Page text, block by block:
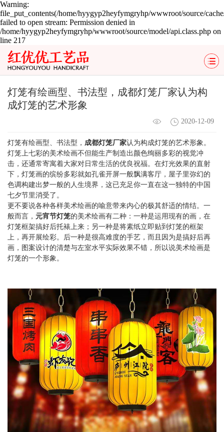
Warning:
file_put_contents(/home/hyygyp2heyfymgryhp/wwwroot/source/
failed to open stream: Permission denied in
/home/hyygyp2heyfymgryhp/wwwroot/source/model/api.class.php on
line 217
灯笼有绘画型、书法型，成都灯笼厂家认为构
成灯笼的艺术形象
2020-12-09
灯笼有绘画型、书法型， 成都灯笼厂家认为构成灯笼的艺术形象。
灯笼上七彩的美术绘画不但能生产制造出颜色绚丽多彩的视觉冲
击，还通常寄寓着大家对日常生活的优良祝福。在灯光效果的直射
下，灯笼画的缤纷多彩就如孔雀开屏一般飘满客厅，屋子里弥幻的
色调构建出梦一般的人生境界，这已充足你一直在这一独特的中国
七夕节里消受了。
更不要说各种各样美术绘画的喻意带来内心的极其舒适的情结。一
般而言， 元宵节灯笼的美术绘画有二种：一种是运用现有的画，在
灯笼框架搞好后托裱上来；另一种是将素纸立即贴到灯笼的框架
上，再开展绘彩。后一种是很高难度的手艺，而且因为是搞好后再
画，图案设计的清楚与左室水平实际效果不错，所以说美术绘画是
灯笼的一个形象。